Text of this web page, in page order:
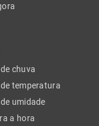
chuva
temperatura
umidade
a hora